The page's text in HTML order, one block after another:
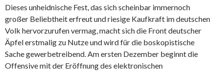
Dieses unheidnische Fest, das sich scheinbar immernoch
großer Beliebtheit erfreut und riesige Kaufkraft im deutschen
Volk hervorzurufen vermag, macht sich die Front deutscher
Äpfel erstmalig zu Nutze und wird für die boskopistische
Sache gewerbetreibend. Am ersten Dezember beginnt die
Offensive mit der Eröffnung des elektronischen